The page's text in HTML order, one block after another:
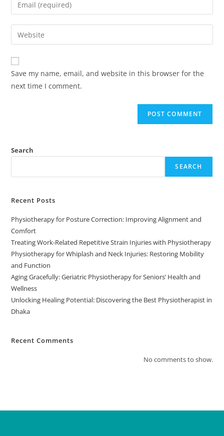
Save my name, email, and website in this browser for the
next time I comment.
Search
SEARCH
Recent Posts
Physiotherapy for Posture Correction: Improving Alignment and
Comfort
Treating Work-Related Repetitive Strain Injuries with Physiotherapy
Physiotherapy for Whiplash and Neck Injuries: Restoring Mobility
and Function
Aging Gracefully: Geriatric Physiotherapy for Seniors’ Health and
Wellness
Unlocking Healing Potential: Discovering the Best Physiotherapist in
Dhaka
Recent Comments
No comments to show.